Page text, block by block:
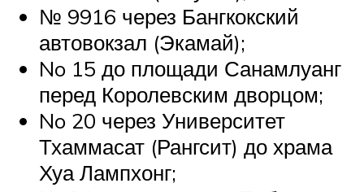
№ 9916 через Бангкокский
автовокзал (Экамай);
No 15 до площади Санамлуанг
перед Королевским дворцом;
No 20 через Университет
Тхаммасат (Рангсит) до храма
Хуа Лампхонг;